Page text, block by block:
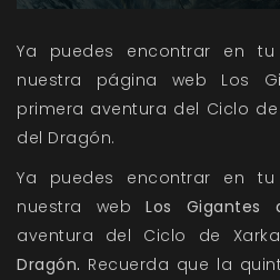
Ya puedes encontrar en
nuestra página web Los
primera aventura del Ciclo de
del Dragón.
Ya puedes encontrar en
nuestra webLos Gigantes
aventura del Ciclo de
Dragón. Recuerda que la